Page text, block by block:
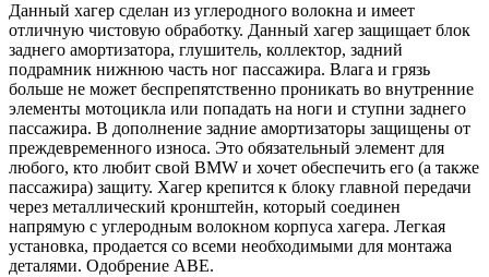
Данный хагер сделан из углеродного волокна и имеет
отличную чистовую обработку. Данный хагер защищает блок
заднего амортизатора, глушитель, коллектор, задний
подрамник нижнюю часть ног пассажира. Влага и грязь
больше не может беспрепятственно проникать во внутренние
элементы мотоцикла или попадать на ноги и ступни заднего
пассажира. В дополнение задние амортизаторы защищены от
преждевременного износа. Это обязательный элемент для
любого, кто любит свой BMW и хочет обеспечить его (а также
пассажира) защиту. Хагер крепится к блоку главной передачи
через металлический кронштейн, который соединен
напрямую с углеродным волокном корпуса хагера. Легкая
установка, продается со всеми необходимыми для монтажа
деталями. Одобрение ABE.